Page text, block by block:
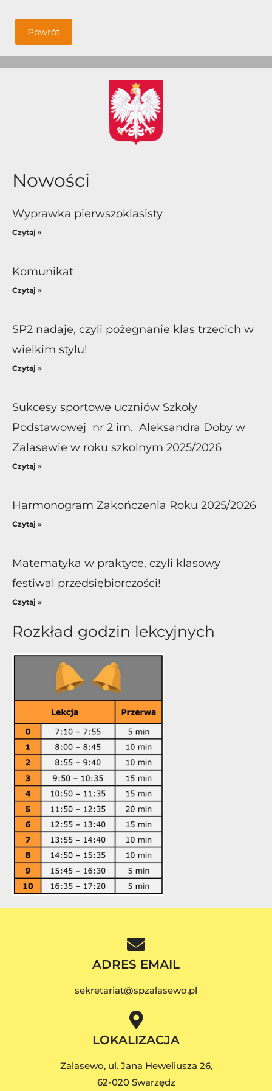
Powrót
Nowości
Wyprawka pierwszoklasisty
Czytaj »
Komunikat
Czytaj »
SP2 nadaje, czyli pożegnanie klas trzecich w
wielkim stylu!
Czytaj »
Sukcesy sportowe uczniów Szkoły
Podstawowej nr 2 im. Aleksandra Doby w
Zalasewie w roku szkolnym 2025/2026
Czytaj »
Harmonogram Zakończenia Roku 2025/2026
Czytaj »
Matematyka w praktyce, czyli klasowy
festiwal przedsiębiorczości!
Czytaj »
Rozkład godzin lekcyjnych
ADRES EMAIL
sekretariat@spzalasewo.pl
LOKALIZACJA
Zalasewo, ul. Jana Heweliusza 26,
62-020 Swarzędz